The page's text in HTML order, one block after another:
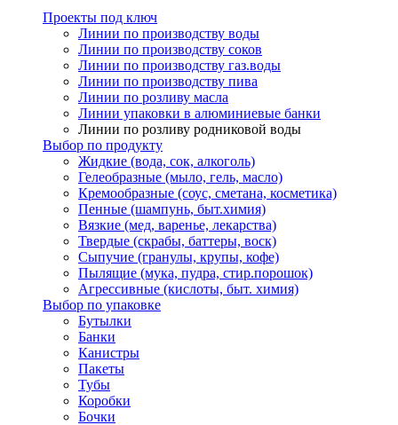
Проекты под ключ
Линии по производству воды
Линии по производству соков
Линии по производству газ.воды
Линии по производству пива
Линии по розливу масла
Линии упаковки в алюминиевые банки
Линии по розливу родниковой воды
Выбор по продукту
Жидкие (вода, сок, алкоголь)
Гелеобразные (мыло, гель, масло)
Кремообразные (соус, сметана, косметика)
Пенные (шампунь, быт.химия)
Вязкие (мед, варенье, лекарства)
Твердые (скрабы, баттеры, воск)
Сыпучие (гранулы, крупы, кофе)
Пылящие (мука, пудра, стир.порошок)
Агрессивные (кислоты, быт. химия)
Выбор по упаковке
Бутылки
Банки
Канистры
Пакеты
Тубы
Коробки
Бочки